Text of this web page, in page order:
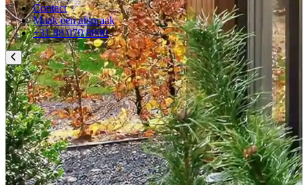
Contact
Maak een afspraak
+31 88 070 8000